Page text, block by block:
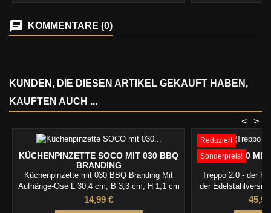
KOMMENTARE (0)
KUNDEN, DIE DIESEN ARTIKEL GEKAUFT HABEN,
KAUFTEN AUCH ...
>
<
KÜCHENPINZETTE SOCO MIT 030 BBQ
BRANDING
Küchenpinzette mit 030 BBQ Branding Mit
Aufhänge-Öse L 30,4 cm, B 3,3 cm, H 1,1 cm
hochwertiger Edelstahl
Preis
14,99 €
Reduziert
Sonderpreis!
TREPPO 2.0
Treppo 2.0 - der
der
Preis